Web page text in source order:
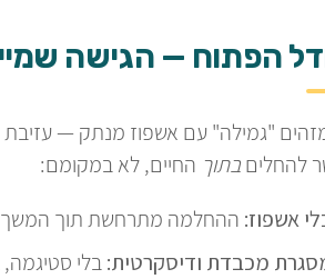
הפתוח — הגישה
"גמילה" עם אשפוז מנתק —
להחליםבתוך החיים, לא במקומם:
אשפוז: ההחלמה מתרחשת תוך המשך
מכבדת ודיסקרטית:בלי